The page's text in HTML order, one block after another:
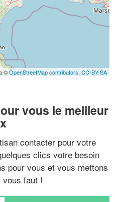
©OpenStreetMap contributors, CC-BY-SA
vous le meilleur
contacter pour votre
clics votre besoin
pour vous et vous mettons
vous faut !